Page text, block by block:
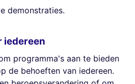
demonstraties.
iedereen
programma's aan te bieden
de behoeften van iedereen.